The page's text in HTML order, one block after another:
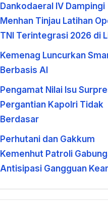
Dankodaeral IV Dampingi
Menhan Tinjau Latihan
TNI Terintegrasi 2026 di
Kemenag Luncurkan
Berbasis AI
Pengamat Nilai Isu
Pergantian Kapolri Tidak
Berdasar
Perhutani dan Gakkum
Kemenhut Patroli
Antisipasi Gangguan